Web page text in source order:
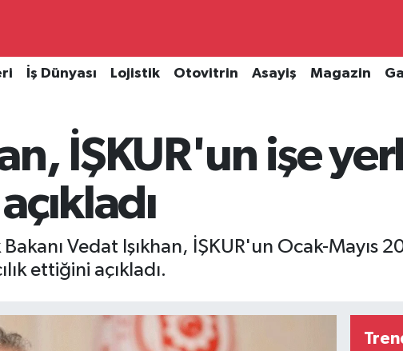
İş Dünyası Lojistik Otovitrin Asayiş Magazin
İŞKUR'un işe
Bakanı Vedat Işıkhan, İŞKUR'un Ocak-Mayıs
ettiğini açıkladı.